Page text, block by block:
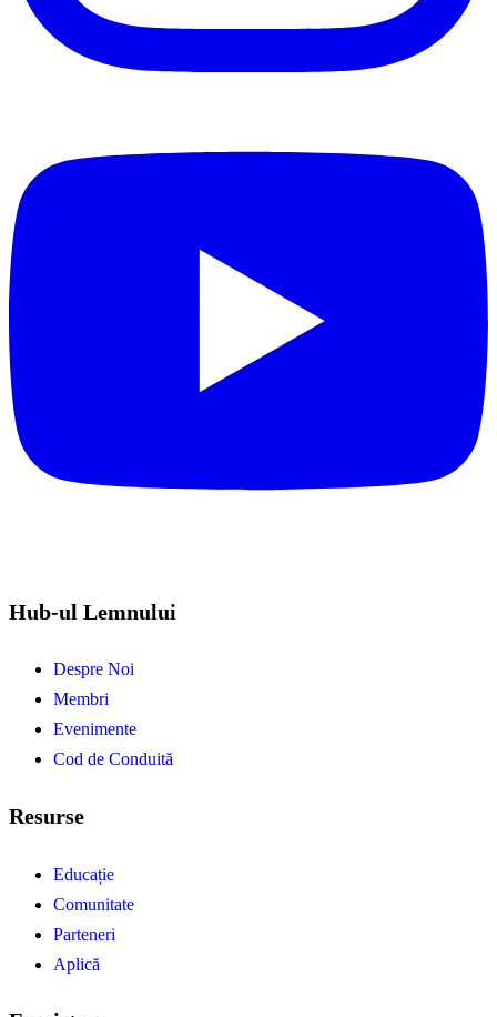
Hub-ul Lemnului
Despre Noi
Membri
Evenimente
Cod de Conduită
Resurse
Educație
Comunitate
Parteneri
Aplică